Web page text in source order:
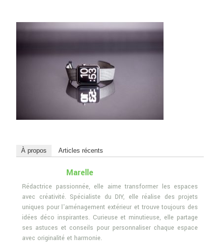
À propos Articles récents
Marelle
Rédactrice passionnée, elle aime transformer les espaces
avec créativité. Spécialiste du DIY, elle réalise des projets
uniques pour l'aménagement extérieur et trouve toujours des
idées déco inspirantes. Curieuse et minutieuse, elle partage
ses astuces et conseils pour personnaliser chaque espace
avec originalité et harmonie.